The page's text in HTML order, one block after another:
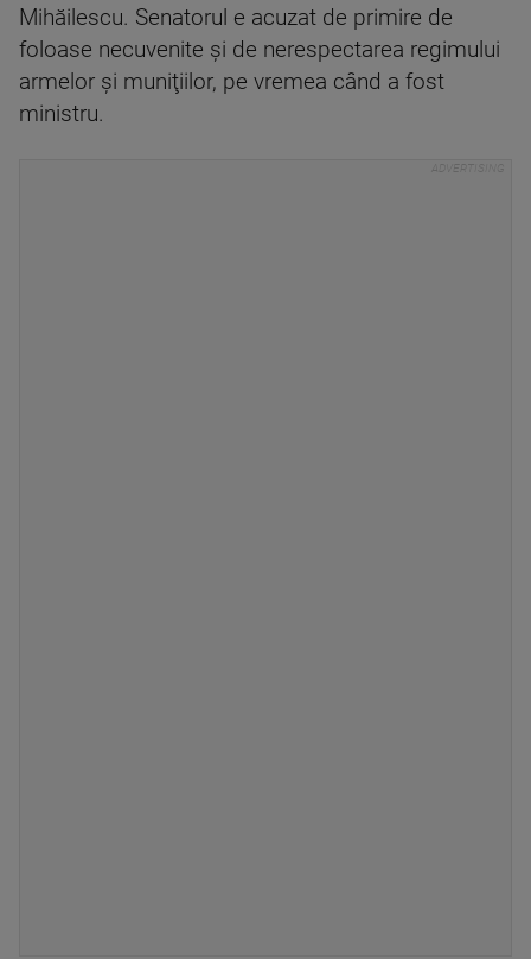
Mihăilescu. Senatorul e acuzat de primire de
foloase necuvenite şi de nerespectarea regimului
armelor şi muniţiilor, pe vremea când a fost
ministru.